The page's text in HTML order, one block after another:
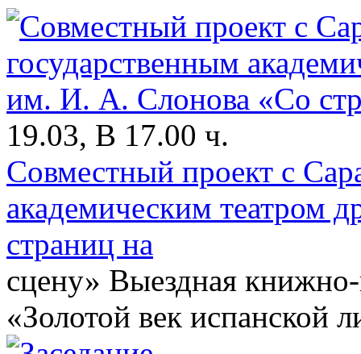
19.03, В 17.00 ч.
Совместный проект с
академическим театром
страниц на
сцену» Выездная
«Золотой век испанской